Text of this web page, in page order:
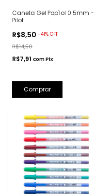
Caneta Gel Pop'lol 0.5mm -
Pilot
R$8,50 -41% OFF
R$14,50
R$7,91 comPix
Comprar